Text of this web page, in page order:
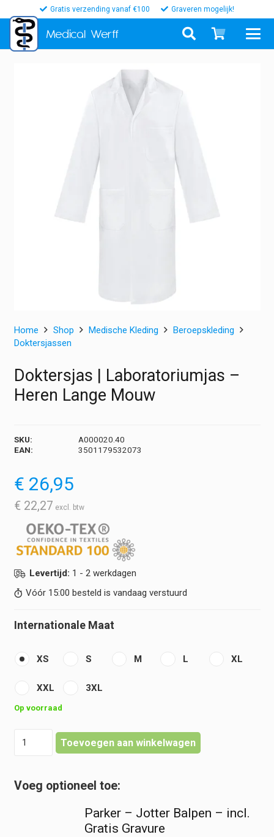
Gratis verzending vanaf €100 Graveren mogelijk!
Medical Werff
Home Shop Medische Kleding
Beroepskleding
Doktersjassen
Doktersjas | Laboratoriumjas –
Heren Lange Mouw
SKU:
A000020.40
EAN:
3501179532073
€ 26,95
€ 22,27
Levertijd: 1 - 2 werkdagen
Vóór 15:00 besteld is vandaag verstuurd
Internationale Maat
XS S M L XL
XXL 3XL
Op voorraad
Doktersjas
Heren
Toevoegen aan winkelwagen
Parker – Jotter Balpen – incl.
Gratis Gravure